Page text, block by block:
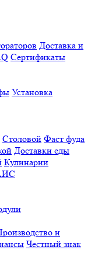
Доставка и
Сертификаты
Установка
Столовой Фаст фуда
Доставки еды
Кулинарии
и
Честный знак